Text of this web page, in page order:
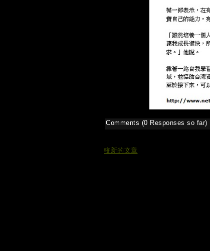
Comments (0 Responses so far)
較新的文章